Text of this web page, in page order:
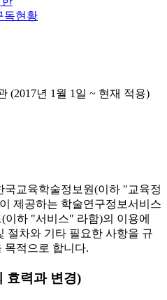
독현황
(2017년 1월 1일 ~ 현재 적용)
국교육학술정보원(이하 "교육정
제공하는 학술연구정보서비스
이하 "서비스" 라함)의 이용에
절차와 기타 필요한 사항을 규
목적으로 합니다.
효력과 변경)